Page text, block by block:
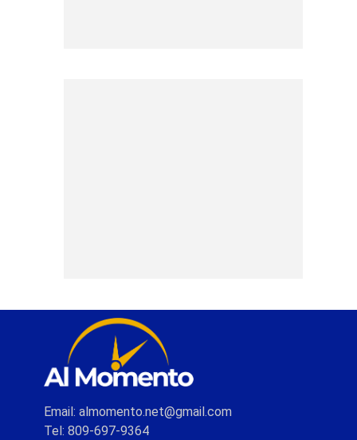
Email: almomento.net@gmail.com
Tel: 809-697-9364